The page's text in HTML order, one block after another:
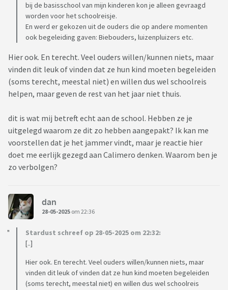
bij de basisschool van mijn kinderen kon je alleen gevraagd
worden voor het schoolreisje.
En werd er gekozen uit de ouders die op andere momenten
ook begeleiding gaven: Biebouders, luizenpluizers etc.
Hier ook. En terecht. Veel ouders willen/kunnen niets, maar
vinden dit leuk of vinden dat ze hun kind moeten begeleiden
(soms terecht, meestal niet) en willen dus wel schoolreis
helpen, maar geven de rest van het jaar niet thuis.
dit is wat mij betreft echt aan de school. Hebben ze je
uitgelegd waarom ze dit zo hebben aangepakt? Ik kan me
voorstellen dat je het jammer vindt, maar je reactie hier
doet me eerlijk gezegd aan Calimero denken. Waarom ben je
zo verbolgen?
dan
28-05-2025 om 22:36
Stardust schreef op 28-05-2025 om 22:32:
[..]
Hier ook. En terecht. Veel ouders willen/kunnen niets, maar
vinden dit leuk of vinden dat ze hun kind moeten begeleiden
(soms terecht, meestal niet) en willen dus wel schoolreis